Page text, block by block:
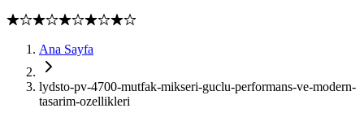
Ana Sayfa
lydsto-pv-4700-mutfak-mikseri-guclu-performans-ve-modern-
tasarim-ozellikleri